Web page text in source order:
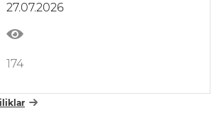
qarorlari hamda Vazirlar
Mahkamasi hujjatlari ijrosi
yuzasidan hisoboti
27.07.2026
174